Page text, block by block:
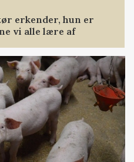
erkender, hun er
vi alle lære af